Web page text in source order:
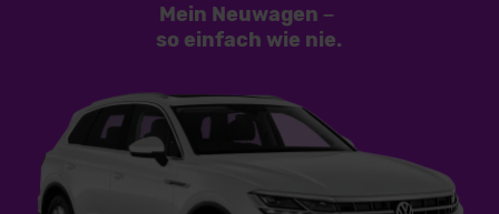
Mein Neuwagen –
so einfach wie nie.